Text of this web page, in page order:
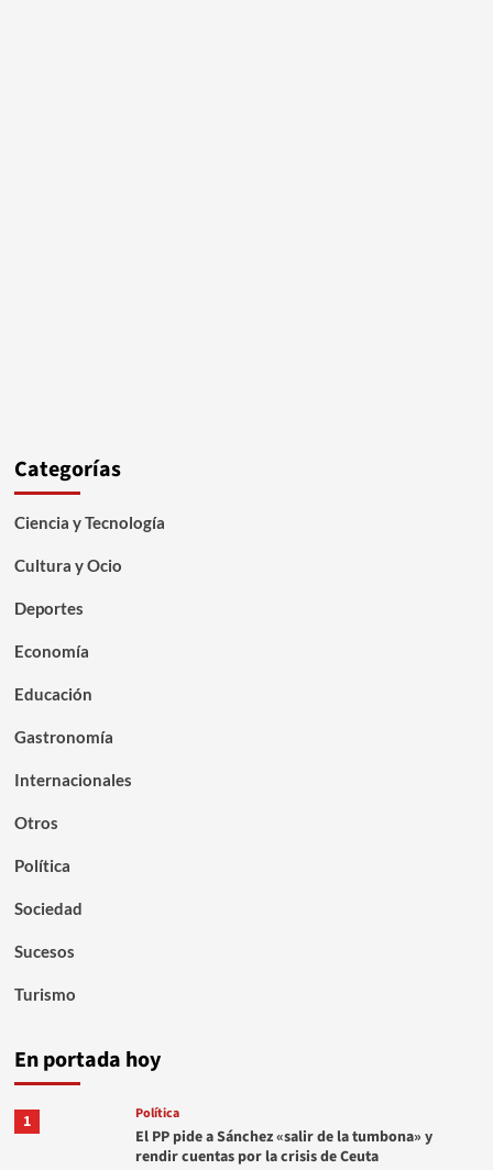
Categorías
Ciencia y Tecnología
Cultura y Ocio
Deportes
Economía
Educación
Gastronomía
Internacionales
Otros
Política
Sociedad
Sucesos
Turismo
En portada hoy
1 Política
El PP pide a Sánchez «salir de la tumbona» y
rendir cuentas por la crisis de Ceuta